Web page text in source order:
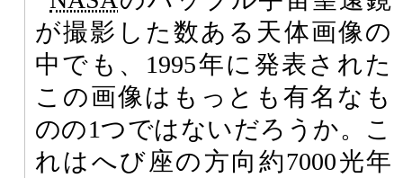
が撮影した数ある天体画像の
中でも、1995年に発表された
この画像はもっとも有名なも
のの1つではないだろうか。こ
れはへび座の方向約7000光年